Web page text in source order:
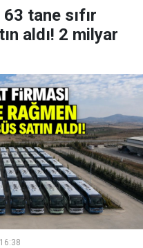
tane sıfır
aldı! 2 milyar